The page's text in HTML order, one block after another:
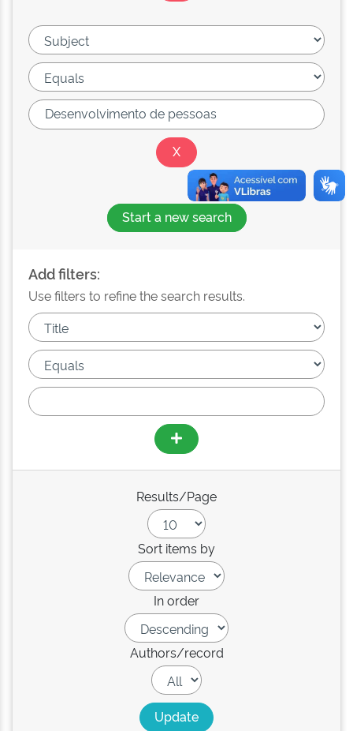
Start a new search
Add filters:
Use filters to refine the search results.
Results/Page
Sort items by
In order
Authors/record